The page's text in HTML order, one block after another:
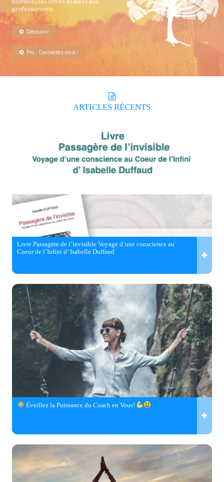
professionnels.
Découvrir
Pro : Connectez-vous !
ARTICLES RÉCENTS
Livre Passagère de l’invisible Voyage d’une conscience au
Coeur de l’Infini d’ Isabelle Duffaud
Éveillez la Puissance du Coach en Vous!